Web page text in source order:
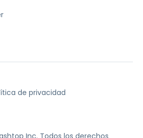
de privacidad
Inc. Todos los derechos